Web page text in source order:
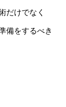
だけでなく
備をするべき